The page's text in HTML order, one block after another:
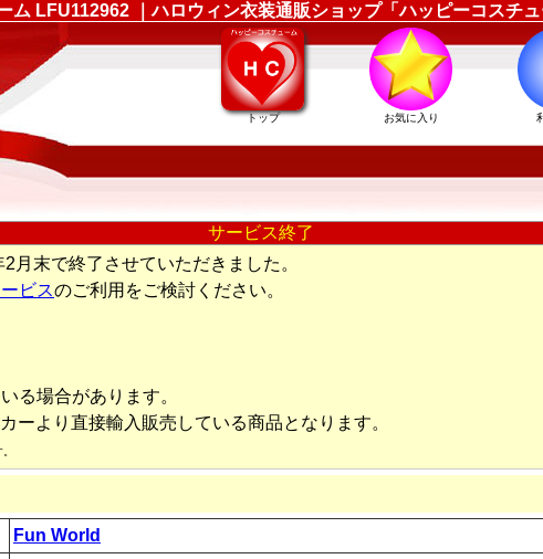
LFU112962 ｜ハロウィン衣装通販ショップ「ハッピーコスチ
トップ お気に入り
サービス終了
月末で終了させていただきました。
ビスのご利用をご検討ください。
る場合があります。
ーより直接輸入販売している商品となります。
Fun World